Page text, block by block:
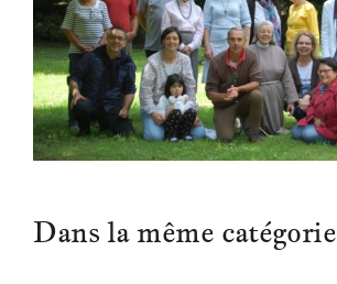
Dans la même catégorie